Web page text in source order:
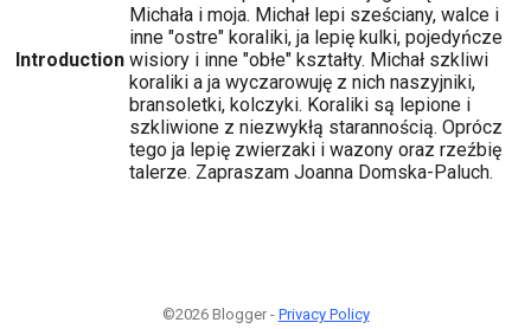
Introduction
Michała i moja. Michał lepi sześciany, walce i
inne "ostre" koraliki, ja lepię kulki, pojedyńcze
wisiory i inne "obłe" kształty. Michał szkliwi
koraliki a ja wyczarowuję z nich naszyjniki,
bransoletki, kolczyki. Koraliki są lepione i
szkliwione z niezwykłą starannością. Oprócz
tego ja lepię zwierzaki i wazony oraz rzeźbię
talerze. Zapraszam Joanna Domska-Paluch.
©2026 Blogger - Privacy Policy